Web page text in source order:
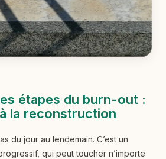
étapes du burn-out :
la reconstruction
du jour au lendemain. C’est un
qui peut toucher n’importe